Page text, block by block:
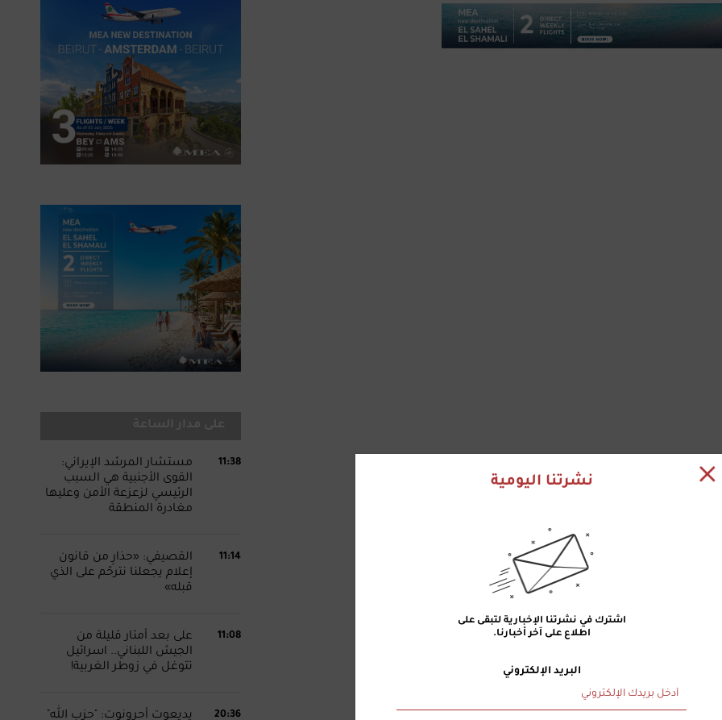
11:38
مستشار المرشد الإيراني:
القوى الأجنبية هي السبب
الرئيسي لزعزعة الأمن وعليها
مغادرة المنطقة
11:14
القصيفي: «حذارِ من قانون
إعلام يجعلنا نترحّم على الذي
قبله»
11:08
على بعد أمتار قليلة من
الجيش اللبناني.. اسرائيل
تتوغل في زوطر الغربية!
20:36
يديعوت أحرونوت: "حزب الله"
نشرتنا اليومية
اشترك في نشرتنا الإخبارية لتبقى على
اطلاع على آخر أخبارنا.
البريد الإلكتروني